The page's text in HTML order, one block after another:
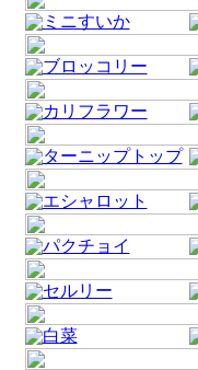
ミニすいか
ブロッコリー
カリフラワー
ターニップトップ
エシャロット
パクチョイ
セルリー
白菜